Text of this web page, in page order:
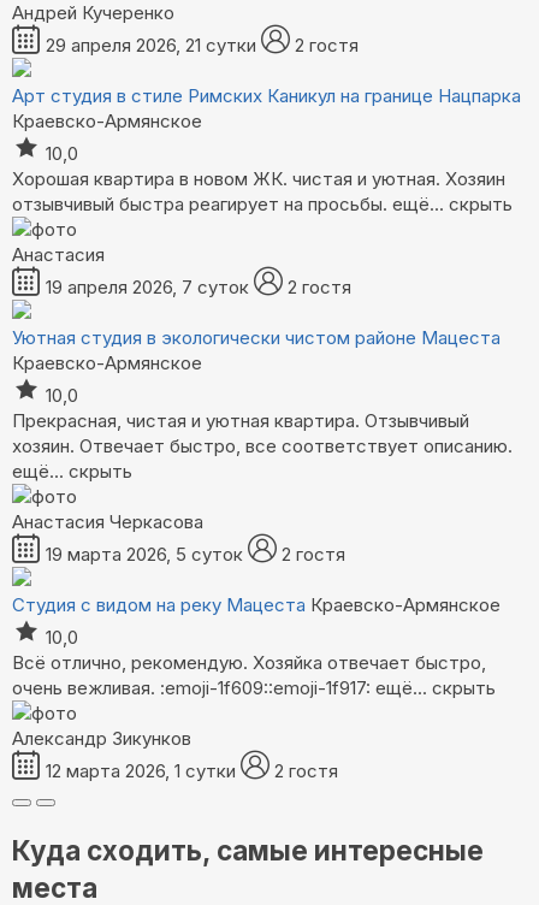
Андрей Кучеренко
29 апреля 2026, 21 сутки
2 гостя
Арт студия в стиле Римских Каникул на границе Нацпарка
Краевско-Армянское
10,0
Хорошая квартира в новом ЖК. чистая и уютная. Хозяин
отзывчивый быстра реагирует на просьбы. ещё... скрыть
Анастасия
19 апреля 2026, 7 суток
2 гостя
Уютная студия в экологически чистом районе Мацеста
Краевско-Армянское
10,0
Прекрасная, чистая и уютная квартира. Отзывчивый
хозяин. Отвечает быстро, все соответствует описанию.
ещё... скрыть
Анастасия Черкасова
19 марта 2026, 5 суток
2 гостя
Студия с видом на реку Мацеста Краевско-Армянское
10,0
Всё отлично, рекомендую. Хозяйка отвечает быстро,
очень вежливая. :emoji-1f609::emoji-1f917: ещё... скрыть
Александр Зикунков
12 марта 2026, 1 сутки
2 гостя
Куда сходить, самые интересные
места